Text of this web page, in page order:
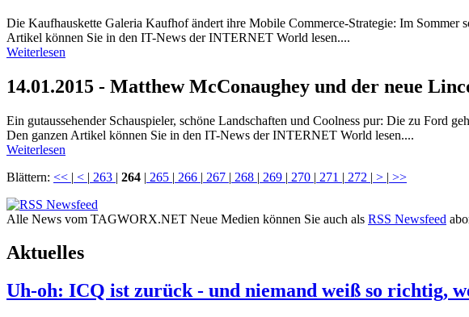
Die Kaufhauskette Galeria Kaufhof ändert ihre Mobile Commerce-Strategie: Im Sommer
Artikel können Sie in den IT-News der INTERNET World lesen....
Weiterlesen
14.01.2015 - Matthew McConaughey und der neue
Ein gutaussehender Schauspieler, schöne Landschaften und Coolness pur: Die zu
Den ganzen Artikel können Sie in den IT-News der INTERNET World lesen....
Weiterlesen
Blättern: << | < | 263 | 264 | 265 | 266 | 267 | 268 | 269 | 270 | 271 | 272 | > | >>
Alle News vom TAGWORX.NET Neue Medien können Sie auch als RSS Newsfeed
Aktuelles
Uh-oh: ICQ ist zurück - und niemand weiß so richtig,